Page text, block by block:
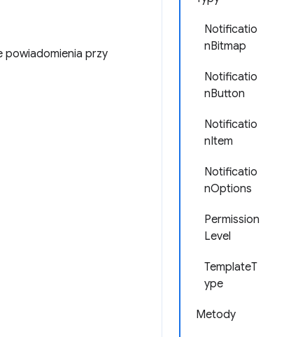
Notificatio
nBitmap
Notificatio
nButton
Notificatio
nItem
Notificatio
nOptions
Permission
Level
TemplateT
ype
Metody
powiadomienia przy